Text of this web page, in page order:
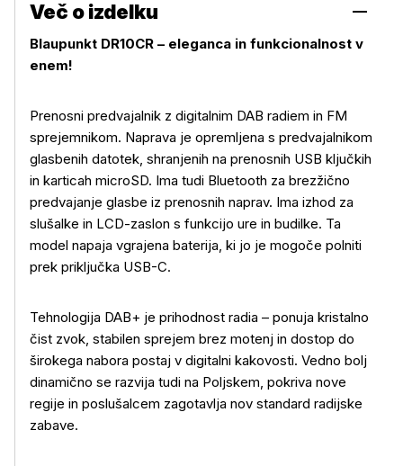
Več o izdelku
Blaupunkt DR10CR – eleganca in funkcionalnost v
enem!
Prenosni predvajalnik z digitalnim DAB radiem in FM
sprejemnikom. Naprava je opremljena s predvajalnikom
glasbenih datotek, shranjenih na prenosnih USB ključkih
in karticah microSD. Ima tudi Bluetooth za brezžično
predvajanje glasbe iz prenosnih naprav. Ima izhod za
slušalke in LCD-zaslon s funkcijo ure in budilke. Ta
model napaja vgrajena baterija, ki jo je mogoče polniti
prek priključka USB-C.
Tehnologija DAB+ je prihodnost radia – ponuja kristalno
čist zvok, stabilen sprejem brez motenj in dostop do
širokega nabora postaj v digitalni kakovosti. Vedno bolj
dinamično se razvija tudi na Poljskem, pokriva nove
regije in poslušalcem zagotavlja nov standard radijske
zabave.